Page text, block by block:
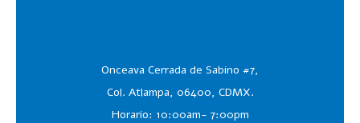
Onceava Cerrada de Sabino #7,
Col. Atlampa, 06400, CDMX.
Horario: 10:00am- 7:00pm